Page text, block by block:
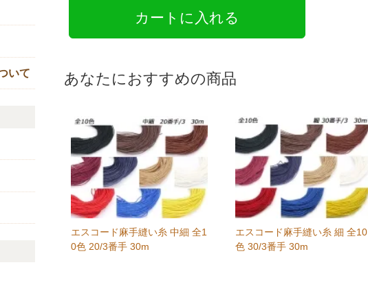
あなたにおすすめの商品
エスコード麻手縫い糸 中細 全1
0色 20/3番手 30m
エスコード麻手縫い糸 細 全10
色 30/3番手 30m
いて